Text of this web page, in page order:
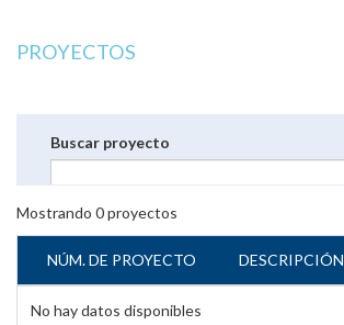
PROYECTOS
Buscar proyecto
Mostrando 0proyectos
NÚM. DE PROYECTO DESCRIPCIÓN
No hay datos disponibles